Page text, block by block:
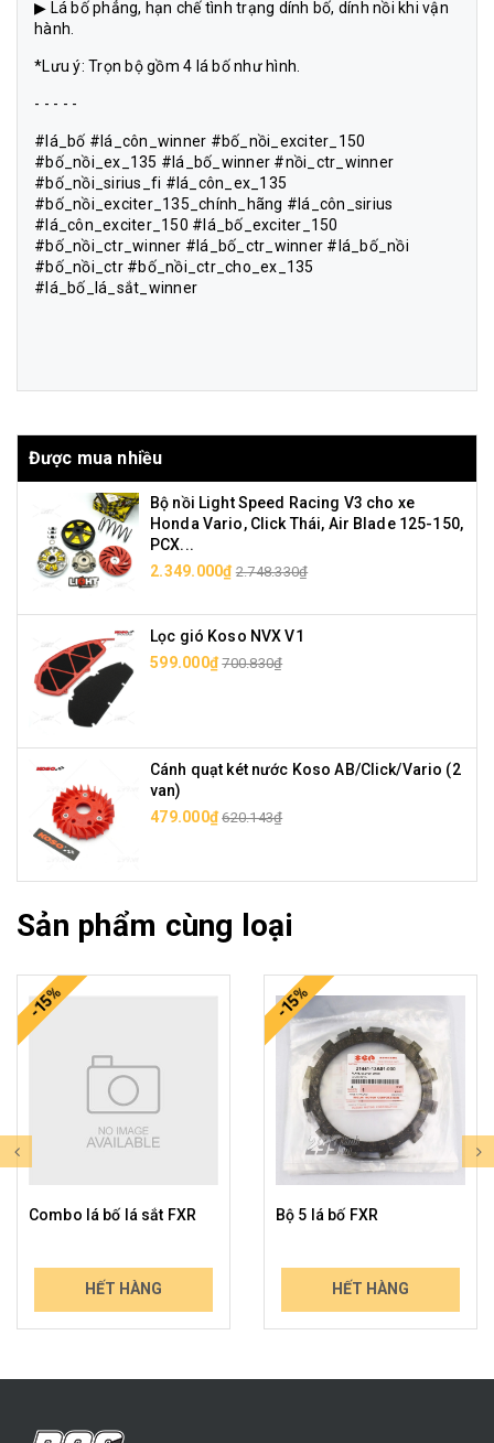
▶ Lá bố phẳng, hạn chế tình trạng dính bố, dính nồi khi vận
hành.
*Lưu ý: Trọn bộ gồm 4 lá bố như hình.
- - - - -
#lá_bố #lá_côn_winner #bố_nồi_exciter_150
#bố_nồi_ex_135 #lá_bố_winner #nồi_ctr_winner
#bố_nồi_sirius_fi #lá_côn_ex_135
#bố_nồi_exciter_135_chính_hãng #lá_côn_sirius
#lá_côn_exciter_150 #lá_bố_exciter_150
#bố_nồi_ctr_winner #lá_bố_ctr_winner #lá_bố_nồi
#bố_nồi_ctr #bố_nồi_ctr_cho_ex_135
#lá_bố_lá_sắt_winner
Được mua nhiều
Bộ nồi Light Speed Racing V3 cho xe
Honda Vario, Click Thái, Air Blade 125-150,
PCX...
2.349.000₫ 2.748.330₫
Lọc gió Koso NVX V1
599.000₫ 700.830₫
Cánh quạt két nước Koso AB/Click/Vario (2
van)
479.000₫ 620.143₫
Sản phẩm cùng loại
-15%
Combo lá bố lá sắt FXR
1.229.000₫HẾT HÀNG
-15%
Bộ 5 lá bố FXR
779.000₫HẾT HÀNG